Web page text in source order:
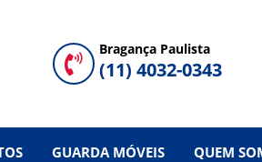

Bragança Paulista
(11) 4032-0343
GUARDA MÓVEIS QUEM